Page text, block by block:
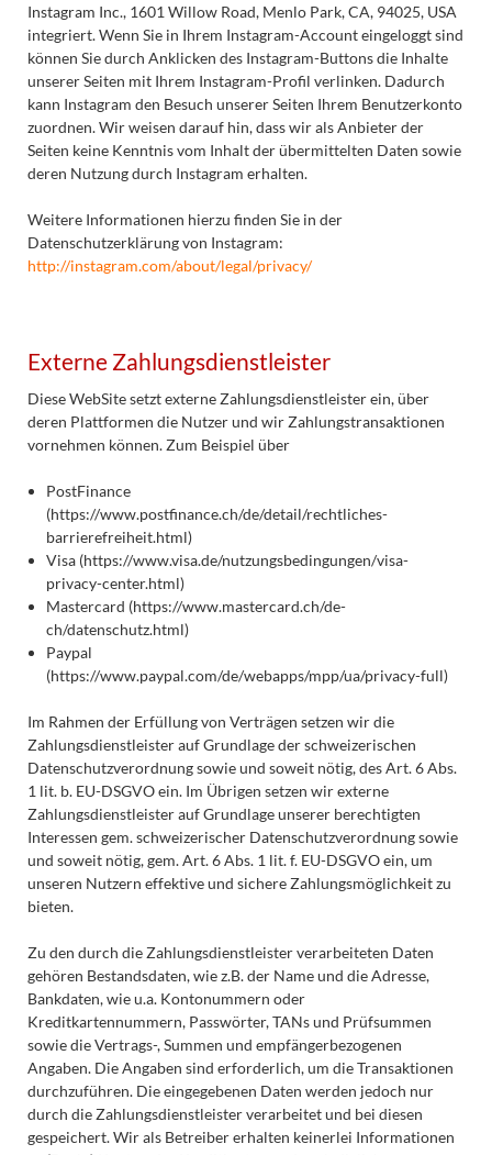
Instagram Inc., 1601 Willow Road, Menlo Park, CA, 94025, USA
integriert. Wenn Sie in Ihrem Instagram-Account eingeloggt sind
können Sie durch Anklicken des Instagram-Buttons die Inhalte
unserer Seiten mit Ihrem Instagram-Profil verlinken. Dadurch
kann Instagram den Besuch unserer Seiten Ihrem Benutzerkonto
zuordnen. Wir weisen darauf hin, dass wir als Anbieter der
Seiten keine Kenntnis vom Inhalt der übermittelten Daten sowie
deren Nutzung durch Instagram erhalten.
Weitere Informationen hierzu finden Sie in der
Datenschutzerklärung von Instagram:
http://instagram.com/about/legal/privacy/
Externe Zahlungsdienstleister
Diese WebSite setzt externe Zahlungsdienstleister ein, über
deren Plattformen die Nutzer und wir Zahlungstransaktionen
vornehmen können. Zum Beispiel über
PostFinance
(https://www.postfinance.ch/de/detail/rechtliches-
barrierefreiheit.html)
Visa (https://www.visa.de/nutzungsbedingungen/visa-
privacy-center.html)
Mastercard (https://www.mastercard.ch/de-
ch/datenschutz.html)
Paypal
(https://www.paypal.com/de/webapps/mpp/ua/privacy-full)
Im Rahmen der Erfüllung von Verträgen setzen wir die
Zahlungsdienstleister auf Grundlage der schweizerischen
Datenschutzverordnung sowie und soweit nötig, des Art. 6 Abs.
1 lit. b. EU-DSGVO ein. Im Übrigen setzen wir externe
Zahlungsdienstleister auf Grundlage unserer berechtigten
Interessen gem. schweizerischer Datenschutzverordnung sowie
und soweit nötig, gem. Art. 6 Abs. 1 lit. f. EU-DSGVO ein, um
unseren Nutzern effektive und sichere Zahlungsmöglichkeit zu
bieten.
Zu den durch die Zahlungsdienstleister verarbeiteten Daten
gehören Bestandsdaten, wie z.B. der Name und die Adresse,
Bankdaten, wie u.a. Kontonummern oder
Kreditkartennummern, Passwörter, TANs und Prüfsummen
sowie die Vertrags-, Summen und empfängerbezogenen
Angaben. Die Angaben sind erforderlich, um die Transaktionen
durchzuführen. Die eingegebenen Daten werden jedoch nur
durch die Zahlungsdienstleister verarbeitet und bei diesen
gespeichert. Wir als Betreiber erhalten keinerlei Informationen